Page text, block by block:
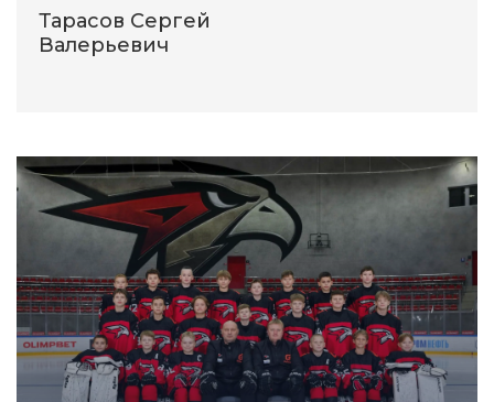
Тарасов Сергей
Валерьевич